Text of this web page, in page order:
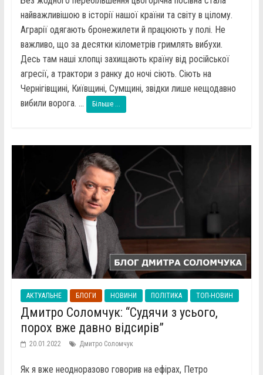
найважливішою в історії нашої країни та світу в цілому.
Аграрії одягають бронежилети й працюють у полі. Не
важливо, що за десятки кілометрів гримлять вибухи.
Десь там наші хлопці захищають країну від російської
агресії, а трактори з ранку до ночі сіють. Сіють на
Чернігівщині, Київщині, Сумщині, звідки лише нещодавно
вибили ворога. ...
Більше ...
АКТУАЛЬНЕ БЛОГИ НОВИНИ ПОЛІТИКА ТОП-НОВИН
Дмитро Соломчук: “Судячи з усього,
порох вже давно відсирів”
20.01.2022 Дмитро Соломчук
Як я вже неодноразово говорив на ефірах, Петро